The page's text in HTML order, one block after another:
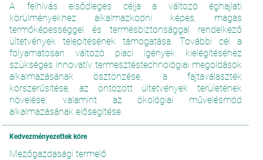
A felhívás elsődleges célja a változó éghajlati
körülményekhez alkalmazkodni képes, magas
termőképességgel és termésbiztonsággal rendelkező
ültetvények telepítésének támogatása. További cél a
folyamatosan változó piaci igények kielégítéséhez
szükséges innovatív termesztéstechnológiai megoldások
alkalmazásának ösztönzése, a fajtaválaszték
korszerűsítése, az öntözött ültetvények területének
növelése, valamint az ökológiai művelésmód
alkalmazásának elősegítése.
Kedvezményezettek köre
Mezőgazdasági termelő